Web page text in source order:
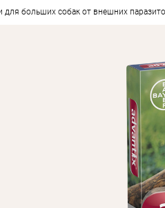
для больших собак от внешних